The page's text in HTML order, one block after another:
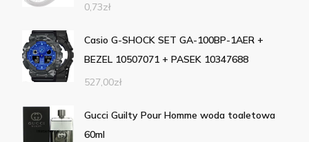
0,73zł
Casio G-SHOCK SET GA-100BP-1AER +
BEZEL 10507071 + PASEK 10347688
527,00zł
Gucci Guilty Pour Homme woda toaletowa
60ml